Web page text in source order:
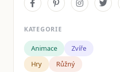
KATEGORIE
Animace
Zvíře
Hry
Růžný